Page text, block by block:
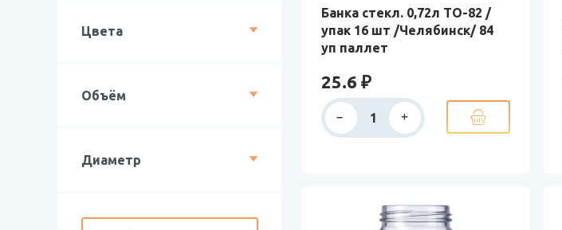
Цвета
Объём
Диаметр
Банка стекл. 0,72л ТО-82 /
упак 16 шт /Челябинск/ 84
уп паллет
25.6 ₽